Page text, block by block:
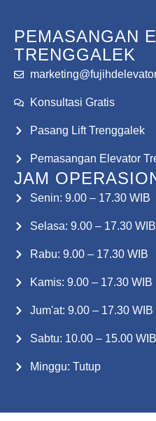
PEMASANGAN
TRENGGALEK
Konsultasi Gratis
Pasang Lift Trenggalek
Pemasangan Elevator
JAM
Senin: 9.00 – 17.30 WIB
Selasa: 9.00 – 17.30 WIB
Rabu: 9.00 – 17.30 WIB
Kamis: 9.00 – 17.30 WIB
Jum'at: 9.00 – 17.30 WIB
Sabtu: 10.00 – 15.00 WIB
Minggu: Tutup